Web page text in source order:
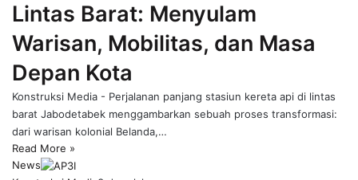
Lintas Barat: Menyulam
Warisan, Mobilitas, dan Masa
Depan Kota
Konstruksi Media - Perjalanan panjang stasiun kereta api di lintas
barat Jabodetabek menggambarkan sebuah proses transformasi:
dari warisan kolonial Belanda,…
Read More »
News